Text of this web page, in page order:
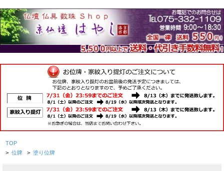
TOP
> 位牌 > 塗り位牌